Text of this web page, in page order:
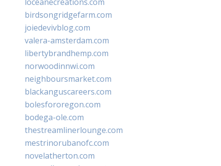
birdsongridgefarm.com
joiedevivblog.com
valera-amsterdam.com
libertybrandhemp.com
norwoodinnwi.com
neighboursmarket.com
blackanguscareers.com
bolesfororegon.com
bodega-ole.com
thestreamlinerlounge.com
mestrinorubanofc.com
novelatherton.com